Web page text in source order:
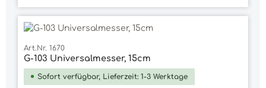
Art.Nr. 1670
G-103 Universalmesser, 15cm
Sofort verfügbar, Lieferzeit: 1-3 Werktage